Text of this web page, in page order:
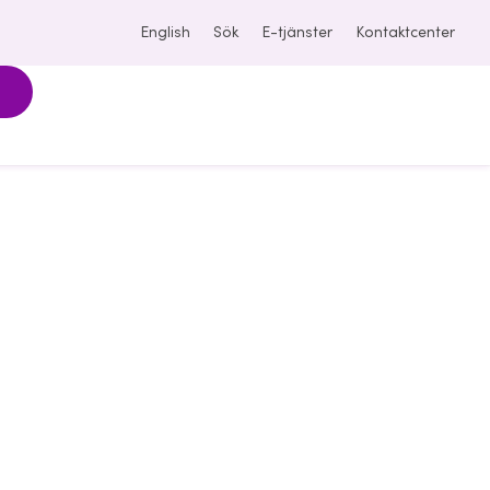
English Sök E-tjänster Kontaktcenter